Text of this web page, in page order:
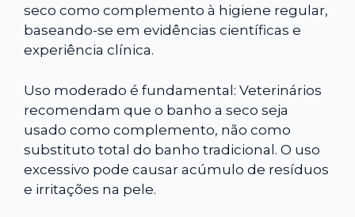
seco como complemento à higiene regular,
baseando-se em evidências científicas e
experiência clínica.
Uso moderado é fundamental: Veterinários
recomendam que o banho a seco seja
usado como complemento, não como
substituto total do banho tradicional. O uso
excessivo pode causar acúmulo de resíduos
e irritações na pele.